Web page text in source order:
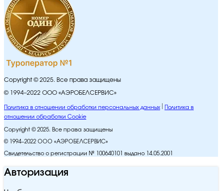
Copyright © 2025. Все права защищены
© 1994–2022 ООО «АЭРОБЕЛСЕРВИС»
Политика в отношении обработки персональных данных
Политика в
отношении обработки Cookie
Copyright © 2025. Все права защищены
© 1994–2022 ООО «АЭРОБЕЛСЕРВИС»
Свидетельство о регистрации № 100640101 выдано 14.05.2001
Авторизация